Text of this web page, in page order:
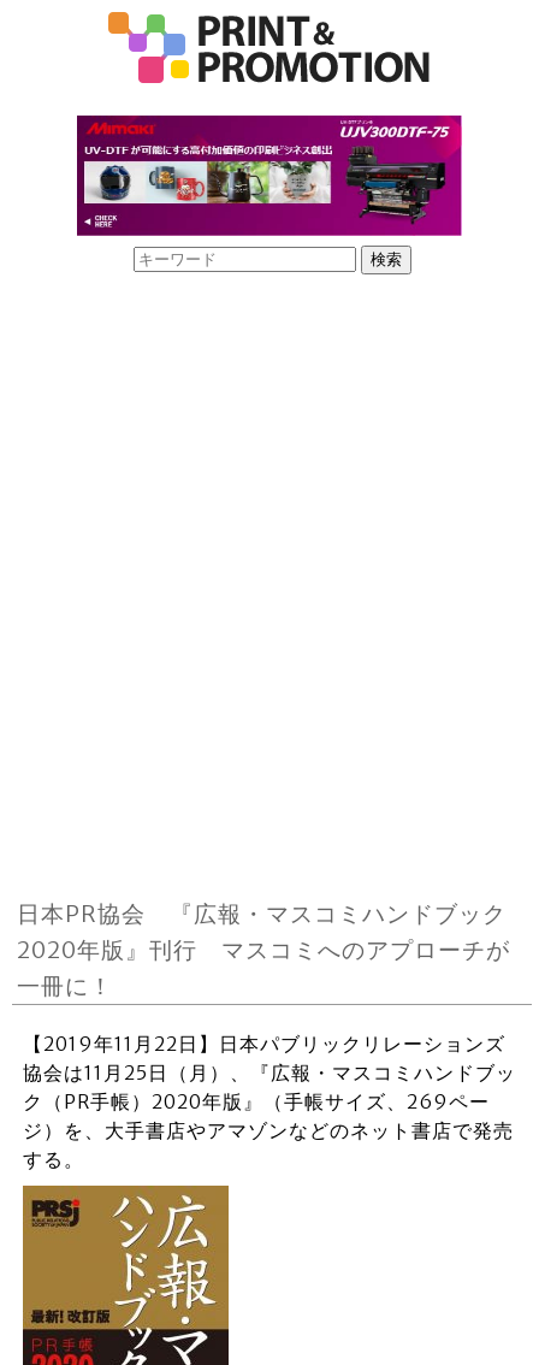
日本PR協会 『広報・マスコミハンドブック
2020年版』刊行 マスコミへのアプローチが
一冊に！
【2019年11月22日】日本パブリックリレーションズ
協会は11月25日（月）、『広報・マスコミハンドブッ
ク（PR手帳）2020年版』（手帳サイズ、269ペー
ジ）を、大手書店やアマゾンなどのネット書店で発売
する。